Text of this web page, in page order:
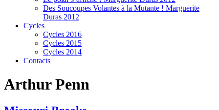
Des Soucoupes Volantes à la Mutante ! Marguerite
Duras 2012
Cycles
Cycles 2016
Cycles 2015
Cycles 2014
Contacts
Arthur Penn